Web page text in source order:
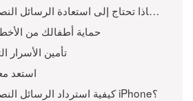
حماية أطفالك من
تأمين الأسرار
استعد
كيفية استرداد الرسائل النصية المحذوفة على iPhone؟